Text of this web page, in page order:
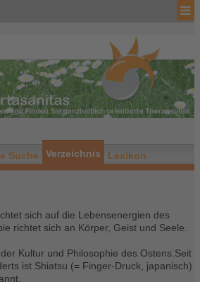
Suche Verzeichnis Lexikon
sich auf die Lebensenergien des
richtet sich an Körper, Geist und Seele.
Kultur und Philosophie des Ostens.Seit
ist Shiatsu (= Finger-Druck, japanisch)